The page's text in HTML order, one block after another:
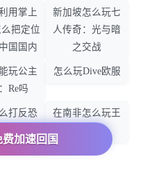
加速回国
用掌上
么把定位
国国内
新加坡怎么玩七
人传奇：光与暗
之交战
玩公主
Re吗
怎么玩Dive欧服
打反恐
球攻势
在南非怎么玩王